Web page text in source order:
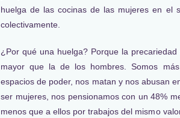
huelga de las cocinas de las mujeres en el
colectivamente.
¿Por qué una huelga? Porque la
mayor que la de los hombres. Somos
espacios de poder, nos matan y nos abusan
ser mujeres, nos pensionamos con un 48%
menos que a ellos por trabajos del mismo